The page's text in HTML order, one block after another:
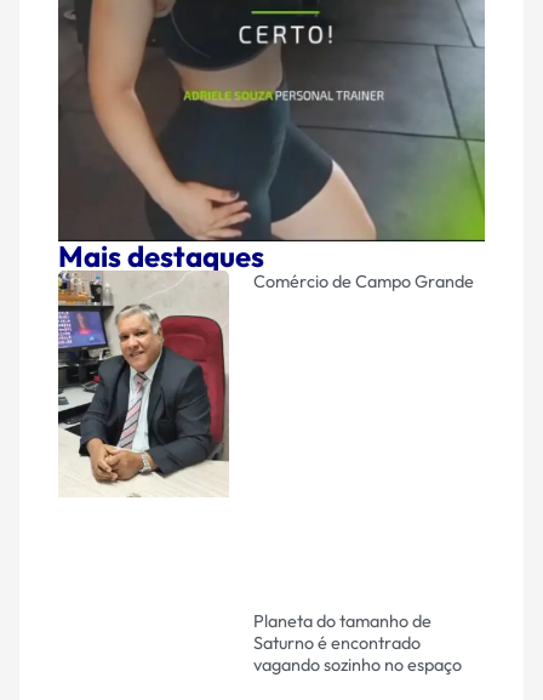
Mais destaques
Comércio de Campo Grande
Planeta do tamanho de
Saturno é encontrado
vagando sozinho no espaço